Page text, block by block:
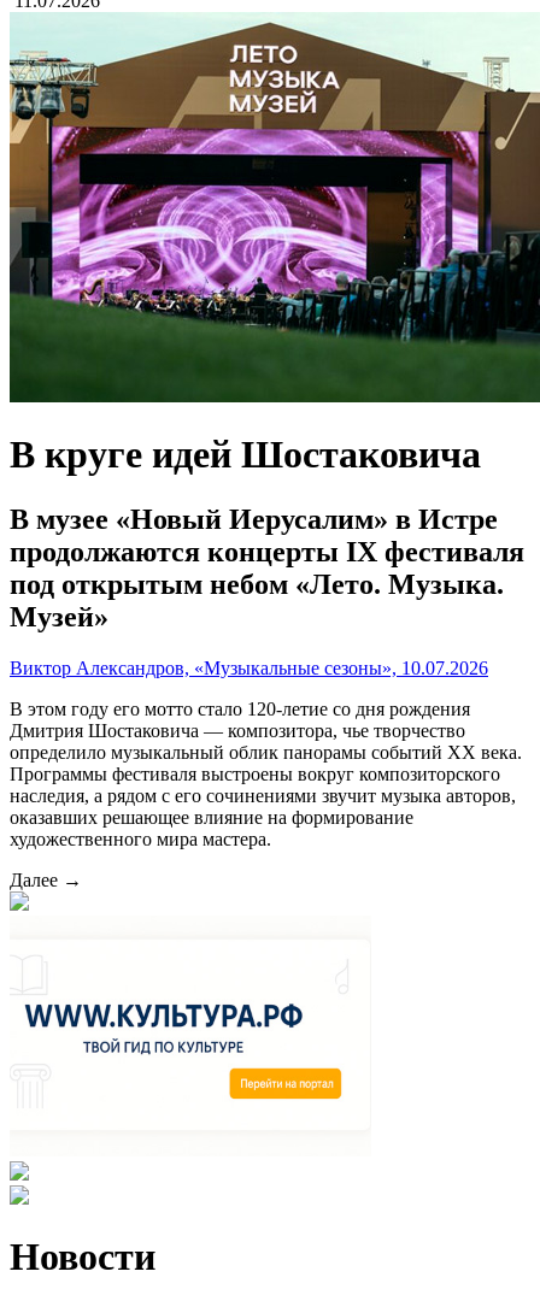
В круге идей Шостаковича
В музее «Новый Иерусалим» в Истре
продолжаются концерты IX фестиваля
под открытым небом «Лето. Музыка.
Музей»
Виктор Александров, «Музыкальные сезоны», 10.07.2026
В этом году его мотто стало 120-летие со дня рождения
Дмитрия Шостаковича — композитора, чье творчество
определило музыкальный облик панорамы событий XX века.
Программы фестиваля выстроены вокруг композиторского
наследия, а рядом с его сочинениями звучит музыка авторов,
оказавших решающее влияние на формирование
художественного мира мастера.
Далее →
Новости